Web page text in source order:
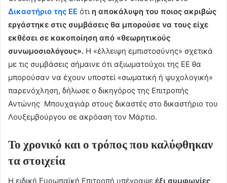
Δικαστήριο της ΕΕ ότι η αποκάλυψη του ποιος ακριβώς
εργάστηκε στις συμβάσεις θα μπορούσε να τους είχε
εκθέσει σε κακοποίηση από «θεωρητικούς
συνωμοσιολόγους». Η «έλλειψη εμπιστοσύνης» σχετικά
με τις συμβάσεις σήμαινε ότι αξιωματούχοι της ΕΕ θα
μπορούσαν να έχουν υποστεί «σωματική ή ψυχολογική»
παρενόχληση, δήλωσε ο δικηγόρος της Επιτροπής
Αντώνης Μπουχαγιάρ στους δικαστές στο δικαστήριο του
Λουξεμβούργου σε ακρόαση τον Μάρτιο.
Το χρονικό και ο τρόπος που καλύφθηκαν
τα στοιχεία
Η ειδική Ευρωπαϊκή Επιτροπή υπέγραψε έξι συμφωνίες